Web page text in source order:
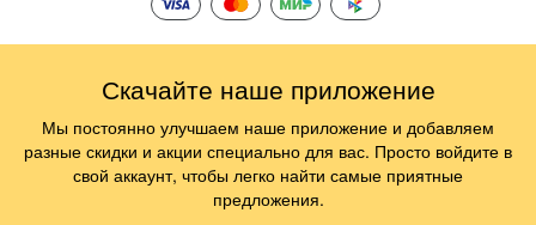
Скачайте наше приложение
Мы постоянно улучшаем наше приложение и добавляем
разные скидки и акции специально для вас. Просто войдите в
свой аккаунт, чтобы легко найти самые приятные
предложения.